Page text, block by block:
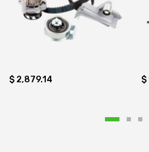
$ 2,879.14 $